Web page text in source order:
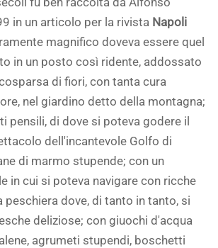
in un articolo per la rivista Napoli
magnifico doveva essere quel
in un posto così ridente, addossato
di fiori, con tanta cura
nel giardino detto della montagna;
pensili, di dove si poteva godere il
dell'incantevole Golfo di
di marmo stupende; con un
in cui si poteva navigare con ricche
peschiera dove, di tanto in tanto, si
deliziose; con giuochi d'acqua
agrumeti stupendi, boschetti